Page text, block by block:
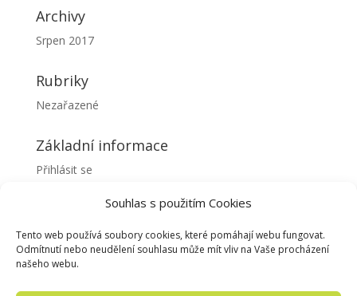
Souhlas s použitím Cookies
Tento web používá soubory cookies, které pomáhají webu fungovat.
Odmítnutí nebo neudělení souhlasu může mít vliv na Vaše procházení
našeho webu.
Archivy
Srpen 2017
Rubriky
Nezařazené
Základní informace
Přihlásit se
Čeština pro WordPress